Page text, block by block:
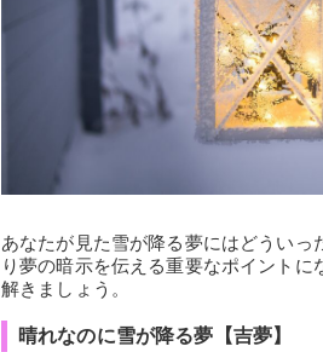
あなたが見た雪が降る夢にはどうい
り夢の暗示を伝える重要なポイント
解きましょう。
晴れなのに雪が降る夢【吉夢】